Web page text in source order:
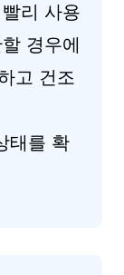
리 사용
경우에
고 건조
태를 확